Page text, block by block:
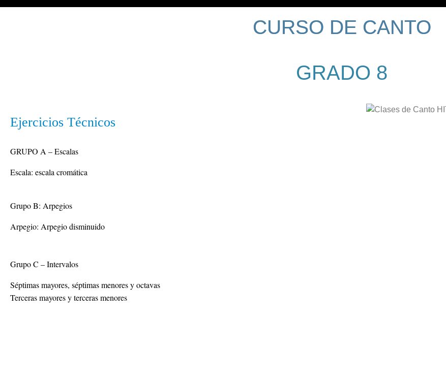
CURSO DE CANTO
GRADO 8
Ejercicios Técnicos
GRUPO A – Escalas
Grupo B: Arpegios
Arpegio: Arpegio disminuido
Séptimas mayores, séptimas menores y octavas